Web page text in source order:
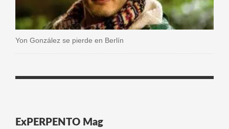
Yon González se pierde en Berlín
ExPERPENTO Mag